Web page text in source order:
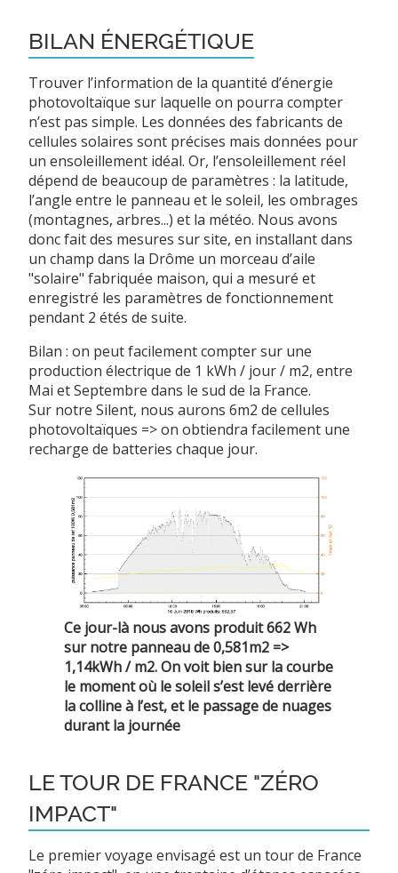
BILAN ÉNERGÉTIQUE
Trouver l’information de la quantité d’énergie
photovoltaïque sur laquelle on pourra compter
n’est pas simple. Les données des fabricants de
cellules solaires sont précises mais données pour
un ensoleillement idéal. Or, l’ensoleillement réel
dépend de beaucoup de paramètres : la latitude,
l’angle entre le panneau et le soleil, les ombrages
(montagnes, arbres...) et la météo. Nous avons
donc fait des mesures sur site, en installant dans
un champ dans la Drôme un morceau d’aile
"solaire" fabriquée maison, qui a mesuré et
enregistré les paramètres de fonctionnement
pendant 2 étés de suite.
Bilan : on peut facilement compter sur une
production électrique de 1 kWh / jour / m2, entre
Mai et Septembre dans le sud de la France.
Sur notre Silent, nous aurons 6m2 de cellules
photovoltaïques => on obtiendra facilement une
recharge de batteries chaque jour.
Ce jour-là nous avons produit 662 Wh
sur notre panneau de 0,581m2 =>
1,14kWh / m2. On voit bien sur la courbe
le moment où le soleil s’est levé derrière
la colline à l’est, et le passage de nuages
durant la journée
LE TOUR DE FRANCE "ZÉRO
IMPACT"
Le premier voyage envisagé est un tour de France